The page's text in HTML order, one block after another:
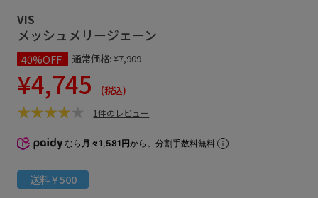
VIS
メッシュメリージェーン
40%OFF 通常価格:¥7,909
¥4,745 (税込)
1件のレビュー
なら 月々1,581円から。分割手数料無料
送料￥500